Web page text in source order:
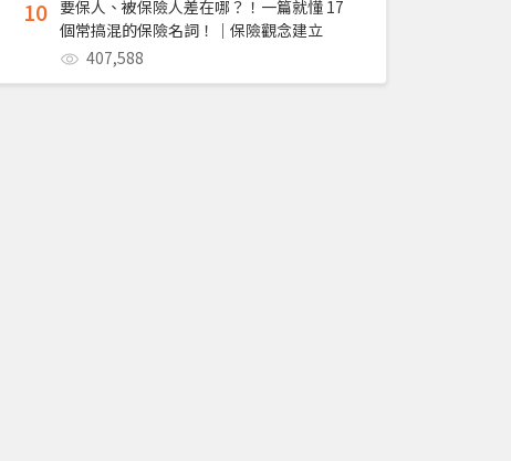
10 要保人、被保險人差在哪？！一篇就懂 17
個常搞混的保險名詞！｜保險觀念建立
407,588